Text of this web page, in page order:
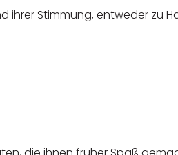
ihrer Stimmung, entweder zu